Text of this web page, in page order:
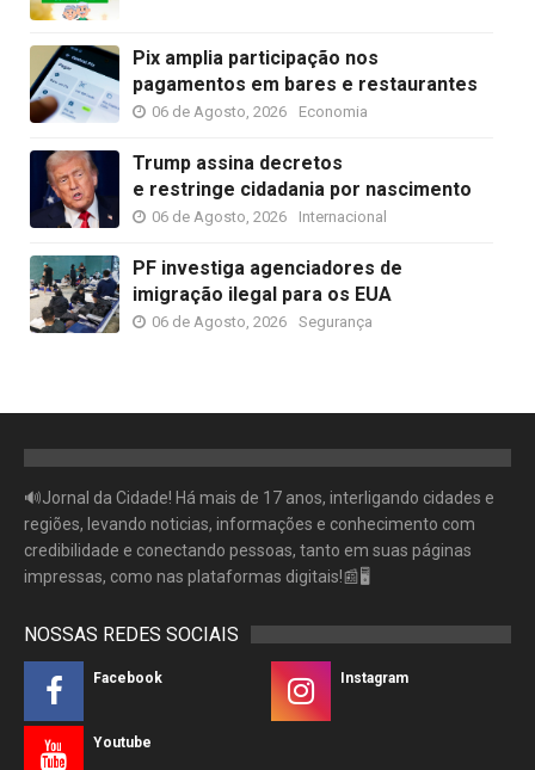
Pix amplia participação nos
pagamentos em bares e restaurantes
06 de Agosto, 2026 Economia
Trump assina decretos
e restringe cidadania por nascimento
06 de Agosto, 2026 Internacional
PF investiga agenciadores de
imigração ilegal para os EUA
06 de Agosto, 2026 Segurança
🔊Jornal da Cidade! Há mais de 17 anos, interligando cidades e
regiões, levando noticias, informações e conhecimento com
credibilidade e conectando pessoas, tanto em suas páginas
impressas, como nas plataformas digitais!📰🖥
NOSSAS REDES SOCIAIS
Facebook Instagram
Youtube